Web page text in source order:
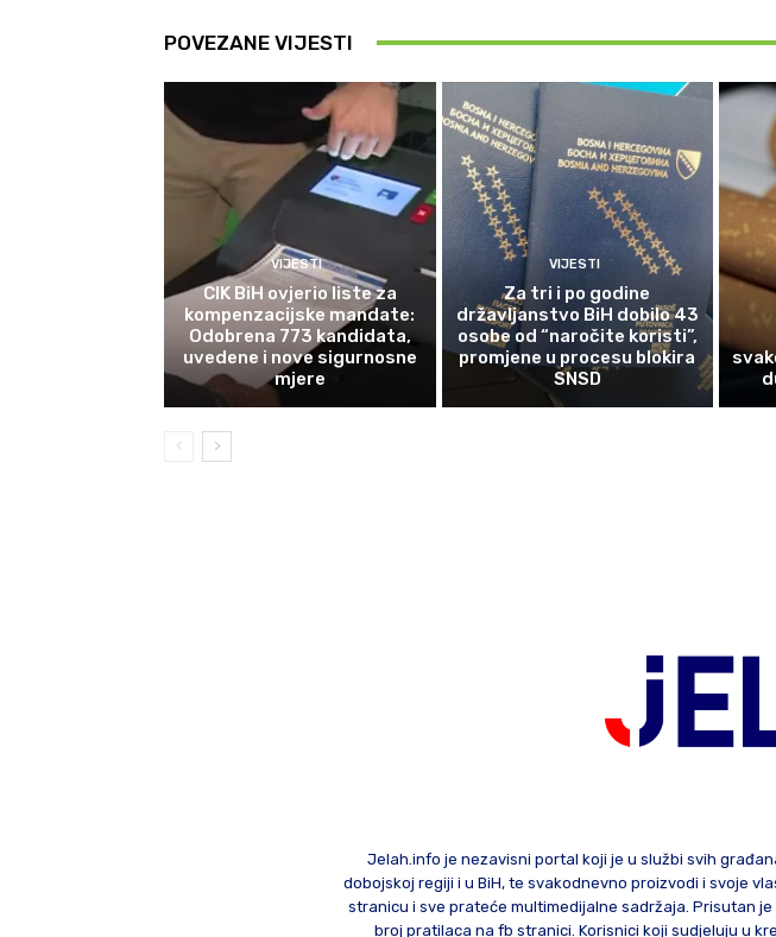
POVEZANE VIJESTI
VIJESTI
CIK BiH ovjerio liste za
kompenzacijske mandate:
Odobrena 773 kandidata,
uvedene i nove sigurnosne
mjere
VIJESTI
Za tri i po godine
državljanstvo BiH dobilo 43
osobe od “naročite koristi”,
promjene u procesu blokira
SNSD
Jelah.info je nezavisni portal koji je u službi svih
dobojskoj regiji i u BiH, te svakodnevno proizvodi i svoje
stranicu i sve prateće multimedijalne sadržaja. Prisutan
broj pratilaca na fb stranici. Korisnici koji sudjeluju u